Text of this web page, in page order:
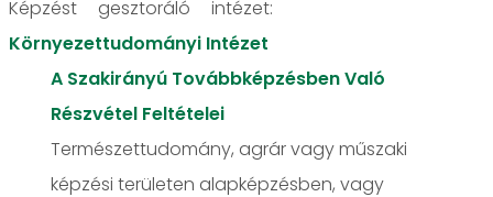
Képzést gesztoráló intézet:
Környezettudományi Intézet
A Szakirányú Továbbképzésben Való
Részvétel Feltételei
Természettudomány, agrár vagy műszaki
képzési területen alapképzésben, vagy